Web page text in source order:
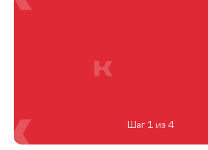
Шаг 1 из 4